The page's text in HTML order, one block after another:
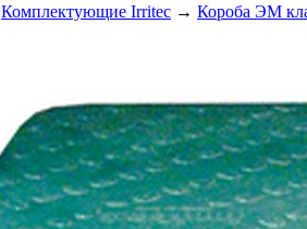
Комплектующие Irritec → Короба ЭМ